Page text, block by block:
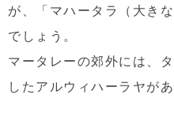
が、「マハータラ（大き
でしょう。
マータレーの郊外には、
したアルウィハーラヤがあ